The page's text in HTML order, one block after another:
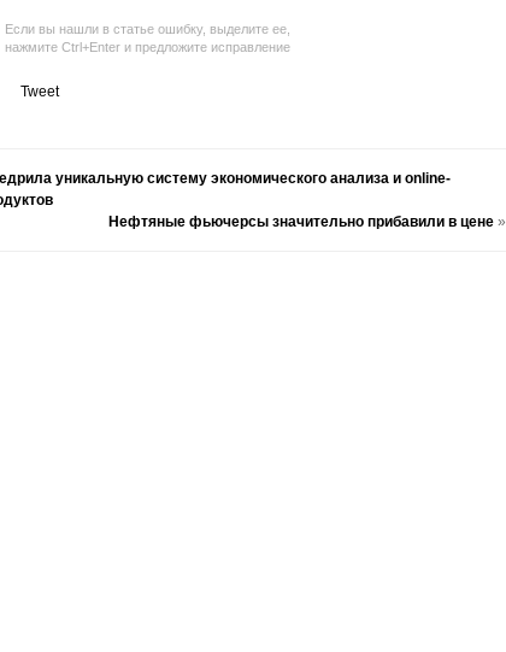
Если вы нашли в статье ошибку, выделите ее,
нажмите Ctrl+Enter и предложите исправление
Tweet
уникальную систему экономического анализа и online-
Нефтяные фьючерсы значительно прибавили в цене»